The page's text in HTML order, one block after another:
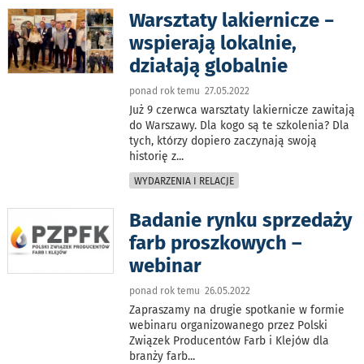
Warsztaty lakiernicze −
wspierają lokalnie,
działają globalnie
ponad rok temu 27.05.2022
Już 9 czerwca warsztaty lakiernicze zawitają
do Warszawy. Dla kogo są te szkolenia? Dla
tych, którzy dopiero zaczynają swoją
historię z...
WYDARZENIA I RELACJE
Badanie rynku sprzedaży
farb proszkowych –
webinar
ponad rok temu 26.05.2022
Zapraszamy na drugie spotkanie w formie
webinaru organizowanego przez Polski
Związek Producentów Farb i Klejów dla
branży farb...